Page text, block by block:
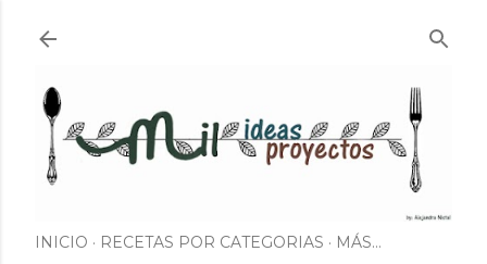
INICIO RECETAS POR CATEGORIAS MÁS…